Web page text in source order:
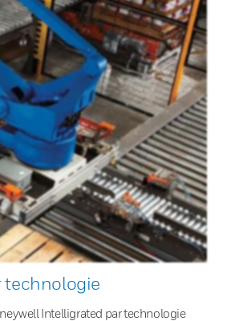
technologie
Intelligrated par technologie